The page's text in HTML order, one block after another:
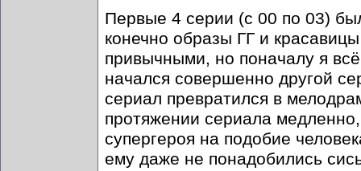
Первые 4 серии (с 00 по 03)
конечно образы ГГ и
привычными, но поначалу я
начался совершенно другой
сериал превратился в
протяжении сериала
супергероя на подобие
ему даже не понадобились